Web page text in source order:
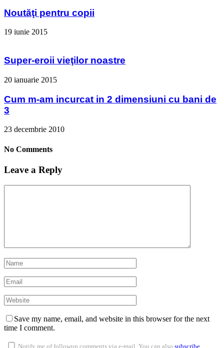
Noutăţi pentru copii
19 iunie 2015
Super-eroii vieţilor noastre
20 ianuarie 2015
Cum m-am incurcat in 2 dimensiuni cu bani de
3
23 decembrie 2010
No Comments
Leave a Reply
Save my name, email, and website in this browser for the next
time I comment.
Notify me of followup comments via e-mail. You can also subscribe